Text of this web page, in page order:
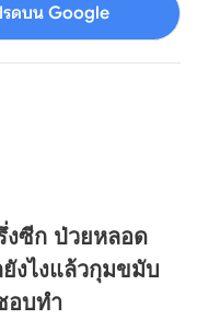
รดบน Google
งซีก ป่วยหลอด
งไงแล้วกุมขมับ
อบทำ